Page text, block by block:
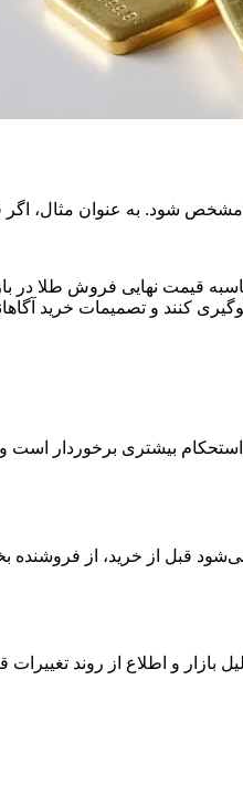
قیمت نهایی فروش طلا در
کنند و تصمیمات خرید
طلا توجه داشته باشید. طلای ۱۸ عیار نسبت
قبل از خرید، از
بازار و اطلاع از روند